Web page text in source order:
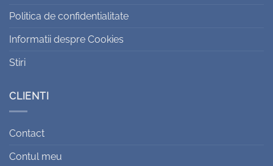
Politica de confidentialitate
Informatii despre Cookies
Stiri
CLIENTI
Contact
Contul meu